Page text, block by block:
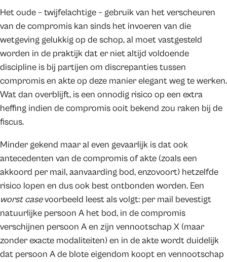
Het oude – twijfelachtige – gebruik van het verscheuren
van de compromis kan sinds het invoeren van die
wetgeving gelukkig op de schop, al moet vastgesteld
worden in de praktijk dat er niet altijd voldoende
discipline is bij partijen om discrepanties tussen
compromis en akte op deze manier elegant weg te werken.
Wat dan overblijft, is een onnodig risico op een extra
heffing indien de compromis ooit bekend zou raken bij de
fiscus.
Minder gekend maar al even gevaarlijk is dat ook
antecedenten van de compromis of akte (zoals een
akkoord per mail, aanvaarding bod, enzovoort) hetzelfde
risico lopen en dus ook best ontbonden worden. Een
worst casevoorbeeld leest als volgt: per mail bevestigt
natuurlijke persoon A het bod, in de compromis
verschijnen persoon A en zijn vennootschap X (maar
zonder exacte modaliteiten) en in de akte wordt duidelijk
dat persoon A de blote eigendom koopt en vennootschap